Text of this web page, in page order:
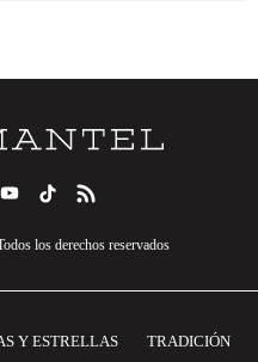
los derechos reservados
Y ESTRELLAS
TRADICIÓN